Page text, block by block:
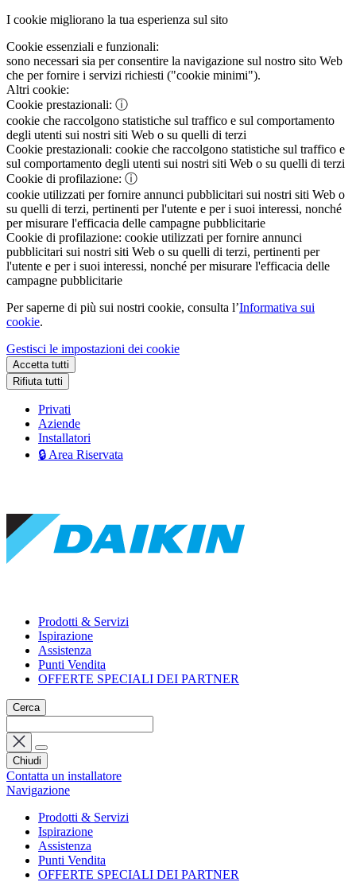
I cookie migliorano la tua esperienza sul sito
Cookie essenziali e funzionali:
sono necessari sia per consentire la navigazione sul nostro sito Web
che per fornire i servizi richiesti ("cookie minimi").
Altri cookie:
Cookie prestazionali: ⓘ
cookie che raccolgono statistiche sul traffico e sul comportamento
degli utenti sui nostri siti Web o su quelli di terzi
Cookie prestazionali: cookie che raccolgono statistiche sul traffico e
sul comportamento degli utenti sui nostri siti Web o su quelli di terzi
Cookie di profilazione: ⓘ
cookie utilizzati per fornire annunci pubblicitari sui nostri siti Web o
su quelli di terzi, pertinenti per l'utente e per i suoi interessi, nonché
per misurare l'efficacia delle campagne pubblicitarie
Cookie di profilazione: cookie utilizzati per fornire annunci
pubblicitari sui nostri siti Web o su quelli di terzi, pertinenti per
l'utente e per i suoi interessi, nonché per misurare l'efficacia delle
campagne pubblicitarie
Per saperne di più sui nostri cookie, consulta l’Informativa sui
cookie.
Gestisci le impostazioni dei cookie
Accetta tutti
Rifiuta tutti
Privati
Aziende
Installatori
🔒 Area Riservata
Prodotti & Servizi
Ispirazione
Assistenza
Punti Vendita
OFFERTE SPECIALI DEI PARTNER
Cerca
Chiudi
Contatta un installatore
Navigazione
Prodotti & Servizi
Ispirazione
Assistenza
Punti Vendita
OFFERTE SPECIALI DEI PARTNER